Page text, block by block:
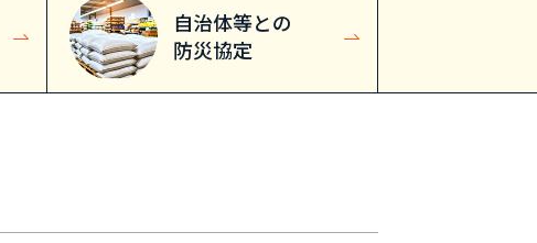
自治体等との
防災協定